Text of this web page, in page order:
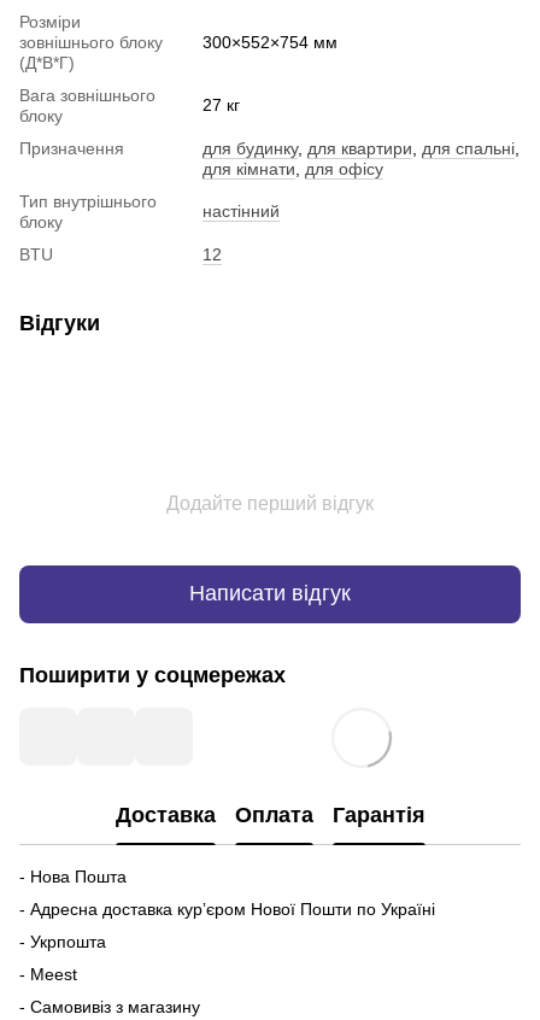
Розміри
зовнішнього блоку
(Д*В*Г)
300×552×754 мм
Вага зовнішнього
блоку
27 кг
Призначення для будинку, для квартири для спальні
для кімнати
для офісу
Тип внутрішнього
блоку
настінний
BTU 12
Відгуки
Додайте перший відгук
Написати відгук
Поширити у соцмережах
Доставка Оплата Гарантія
- Нова Пошта
- Адресна доставка курʼєром Нової Пошти по Україні
- Укрпошта
- Meest
- Самовивіз з магазину